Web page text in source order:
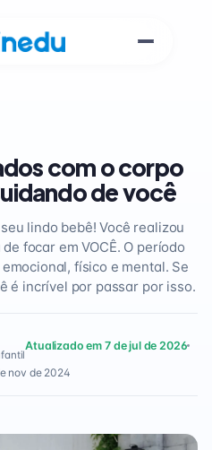
com o corpo
de você
lindo bebê! Você realizou
focar em VOCÊ. O período
físico e mental. Se
é incrível por passar por isso.
Atualizado em 7 de jul de 2026
nov de 2024